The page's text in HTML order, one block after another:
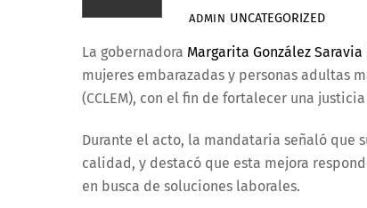
ADMIN UNCATEGORIZED
La gobernadora Margarita González Saravia
mujeres embarazadas y personas adultas
(CCLEM), con el fin de fortalecer una
Durante el acto, la mandataria señaló que
calidad, y destacó que esta mejora
en busca de soluciones laborales.